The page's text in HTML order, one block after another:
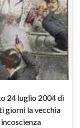
24 luglio 2004 di
giorni la vecchia